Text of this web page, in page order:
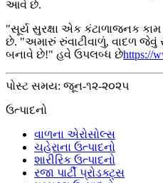
આવે છે.
"સૂર્ય સુરક્ષા એક કંટાળાજનક
છે. "અમારું રુંવાટીવાળું, વાદળ
બનાવે છે!" હવે ઉપલબ્ધ છેhttps://
પોસ્ટ સમય: જૂન-૧૨-૨૦૨૫
ઉત્પાદનો
વાળના એરોસોલ્સ
ચહેરાના ઉત્પાદનો
શારીરિક ઉત્પાદનો
રજા પાર્ટી પ્રોડક્ટ્સ